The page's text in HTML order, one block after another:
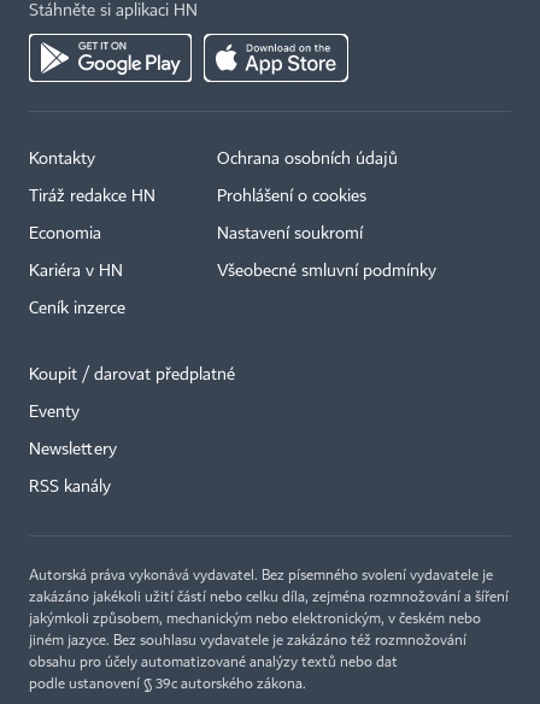
Stáhněte si aplikaci HN
Kontakty
Tiráž redakce HN
Economia
Kariéra v HN
Ceník inzerce
Ochrana osobních údajů
Prohlášení o cookies
Nastavení soukromí
Všeobecné smluvní podmínky
Koupit / darovat předplatné
Eventy
Newslettery
RSS kanály
Autorská práva vykonává vydavatel. Bez písemného svolení vydavatele je
zakázáno jakékoli užití částí nebo celku díla, zejména rozmnožování a šíření
jakýmkoli způsobem, mechanickým nebo elektronickým, v českém nebo
jiném jazyce. Bez souhlasu vydavatele je zakázáno též rozmnožování
obsahu pro účely automatizované analýzy textů nebo dat
podle ustanovení § 39c autorského zákona.